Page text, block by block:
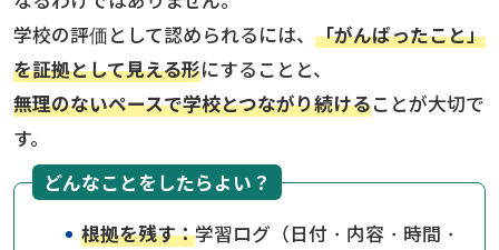
学校の評価として認められるには、 「がんばったこと」
を証拠として見える形にすることと、
無理のないペースで学校とつながり続けることが大切で
す。
どんなことをしたらよい？
根拠を残す：学習ログ（日付・内容・時間・